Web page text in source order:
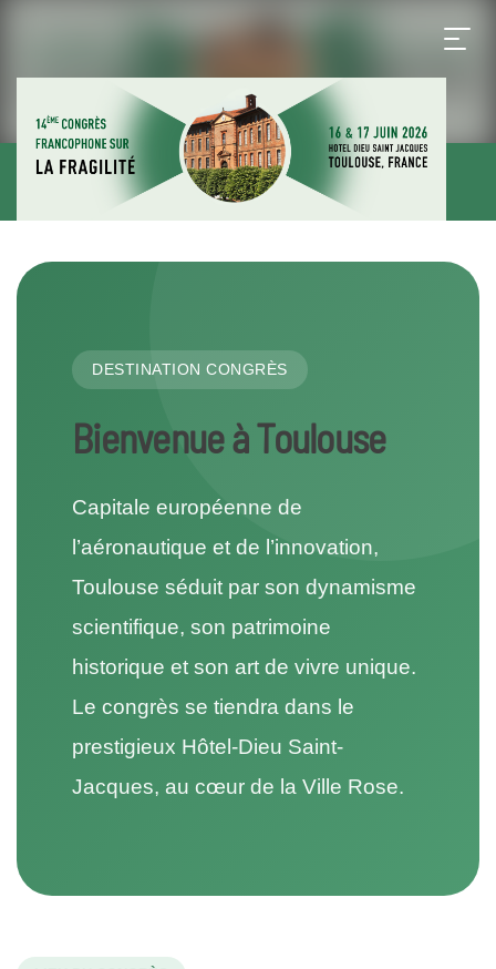
DESTINATION CONGRÈS
Bienvenue à Toulouse
Capitale européenne de
l’aéronautique et de l’innovation,
Toulouse séduit par son dynamisme
scientifique, son patrimoine
historique et son art de vivre unique.
Le congrès se tiendra dans le
prestigieux Hôtel-Dieu Saint-
Jacques, au cœur de la Ville Rose.